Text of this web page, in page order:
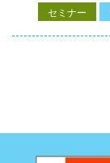
セミナー